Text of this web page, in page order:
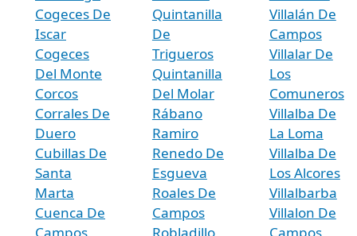
Cogeces De
Iscar
Cogeces
Del Monte
Corcos
Corrales De
Duero
Cubillas De
Santa
Marta
Cuenca De
Campos
Quintanilla
De
Trigueros
Quintanilla
Del Molar
Rábano
Ramiro
Renedo De
Esgueva
Roales De
Campos
Robladillo
Villalán De
Campos
Villalar De
Los
Comuneros
Villalba De
La Loma
Villalba De
Los Alcores
Villalbarba
Villalon De
Campos